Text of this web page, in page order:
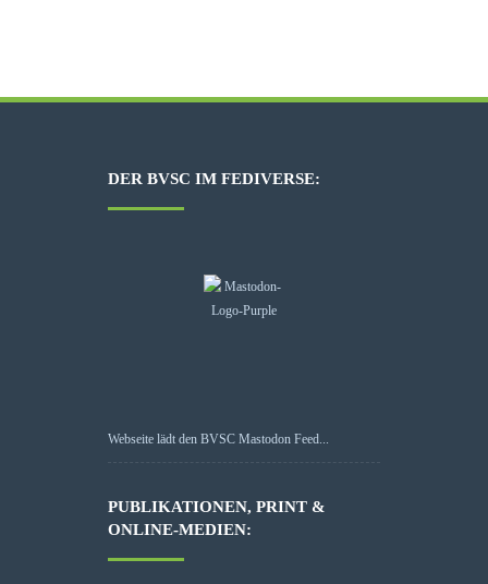
DER BVSC IM FEDIVERSE:
Webseite lädt den BVSC Mastodon Feed...
PUBLIKATIONEN, PRINT &
ONLINE-MEDIEN: